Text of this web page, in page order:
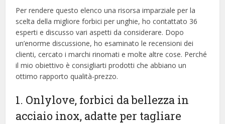
Per rendere questo elenco una risorsa imparziale per la
scelta della migliore forbici per unghie, ​​ho contattato 36
esperti e discusso vari aspetti da considerare. Dopo
un’enorme discussione, ho esaminato le recensioni dei
clienti, cercato i marchi rinomati e molte altre cose. Perché
il mio obiettivo è consigliarti prodotti che abbiano un
ottimo rapporto qualità-prezzo.
1. Onlylove, forbici da bellezza in
acciaio inox, adatte per tagliare